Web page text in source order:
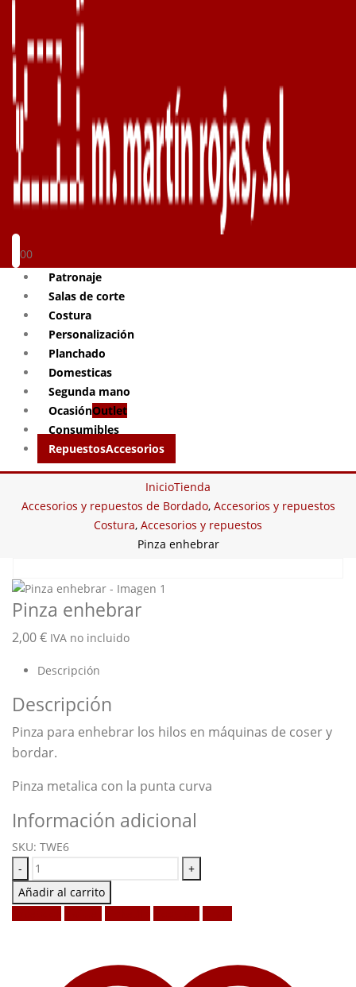
00
Patronaje
Salas de corte
Costura
Personalización
Planchado
Domesticas
Segunda mano
OcasiónOutlet
Consumibles
RepuestosAccesorios
InicioTienda
Accesorios y repuestos de Bordado, Accesorios y repuestos
Costura, Accesorios y repuestos
Pinza enhebrar
Pinza enhebrar
2,00€ IVA no incluido
Descripción
Descripción
Pinza para enhebrar los hilos en máquinas de coser y
bordar.
Pinza metalica con la punta curva
Información adicional
SKU: TWE6
-
+
Añadir al carrito